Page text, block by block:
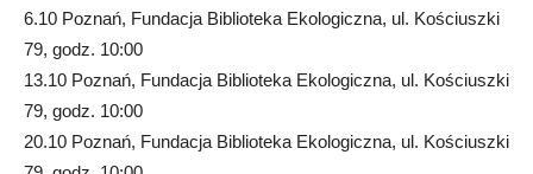
6.10 Poznań, Fundacja Biblioteka Ekologiczna, ul. Kościuszki
79, godz. 10:00
13.10 Poznań, Fundacja Biblioteka Ekologiczna, ul. Kościuszki
79, godz. 10:00
20.10 Poznań, Fundacja Biblioteka Ekologiczna, ul. Kościuszki